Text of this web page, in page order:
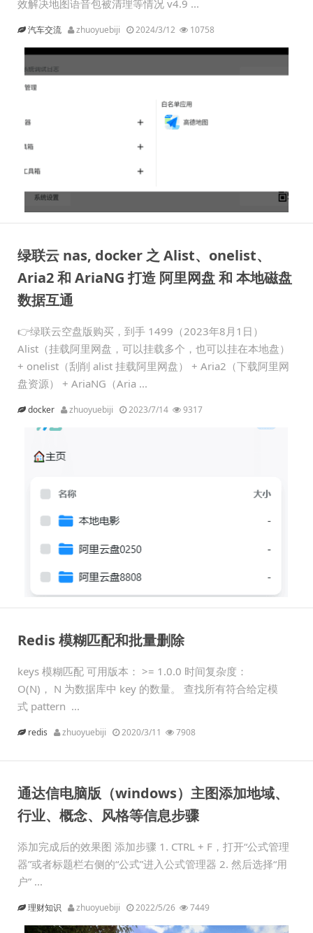
效解决地图语音包被清理等情况 v4.9 ...
汽车交流 zhuoyuebiji 2024/3/12 10758
绿联云 nas, docker 之 Alist、onelist、
Aria2 和 AriaNG 打造 阿里网盘 和 本地磁盘
数据互通
👉绿联云空盘版购买，到手 1499（2023年8月1日）
Alist（挂载阿里网盘，可以挂载多个，也可以挂在本地盘）
+ onelist（刮削 alist 挂载阿里网盘） + Aria2（下载阿里网
盘资源） + AriaNG（Aria ...
docker zhuoyuebiji 2023/7/14 9317
Redis 模糊匹配和批量删除
keys 模糊匹配 可用版本： >= 1.0.0 时间复杂度：
O(N)， N 为数据库中 key 的数量。 查找所有符合给定模
式 pattern ...
redis zhuoyuebiji 2020/3/11 7908
通达信电脑版（windows）主图添加地域、
行业、概念、风格等信息步骤
添加完成后的效果图 添加步骤 1. CTRL + F，打开“公式管理
器”或者标题栏右侧的“公式”进入公式管理器 2. 然后选择“用
户” ...
理财知识 zhuoyuebiji 2022/5/26 7449